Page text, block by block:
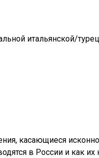
итальянской/
касающиеся
в России и как